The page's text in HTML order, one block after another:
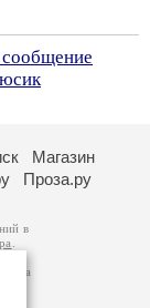
Магазин
Проза.ру
в
за